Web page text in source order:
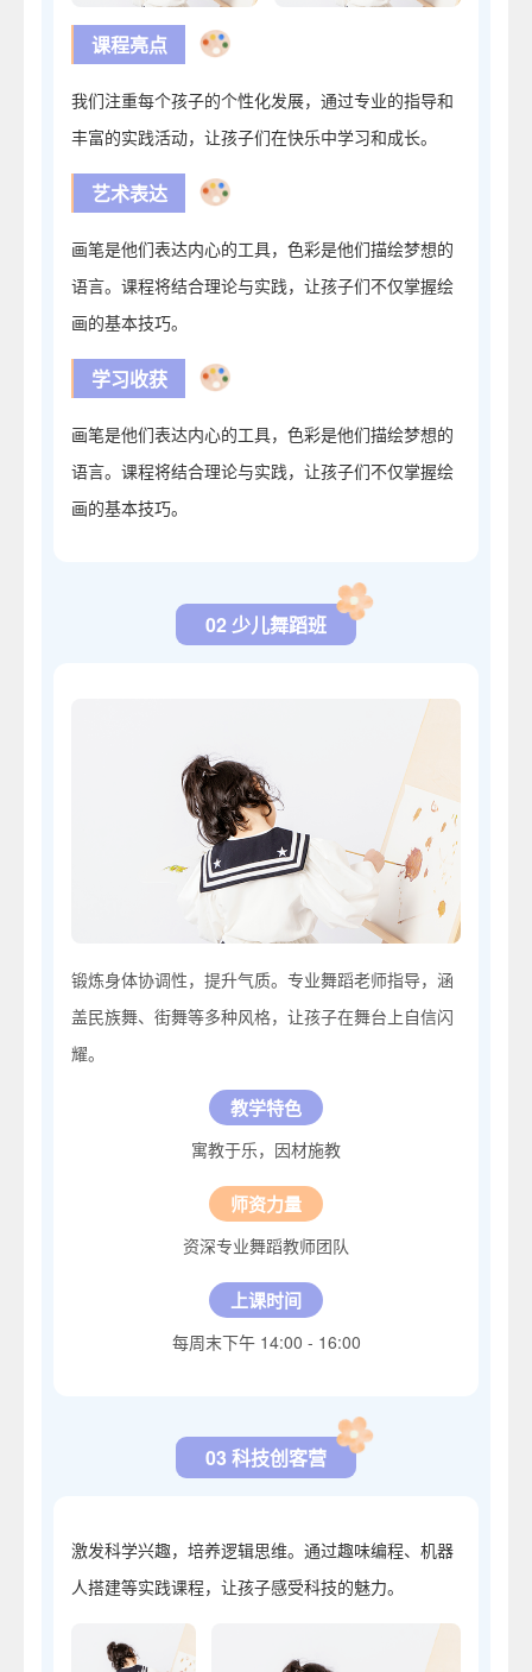
课程亮点
我们注重每个孩子的个性化发展，通过专业的指导和
丰富的实践活动，让孩子们在快乐中学习和成长。
艺术表达
画笔是他们表达内心的工具，色彩是他们描绘梦想的
语言。课程将结合理论与实践，让孩子们不仅掌握绘
画的基本技巧。
学习收获
画笔是他们表达内心的工具，色彩是他们描绘梦想的
语言。课程将结合理论与实践，让孩子们不仅掌握绘
画的基本技巧。
02 少儿舞蹈班
锻炼身体协调性，提升气质。专业舞蹈老师指导，涵
盖民族舞、街舞等多种风格，让孩子在舞台上自信闪
耀。
教学特色
寓教于乐，因材施教
师资力量
资深专业舞蹈教师团队
上课时间
每周末下午 14:00 - 16:00
03 科技创客营
激发科学兴趣，培养逻辑思维。通过趣味编程、机器
人搭建等实践课程，让孩子感受科技的魅力。